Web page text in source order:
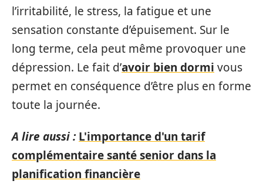
l’irritabilité, le stress, la fatigue et une
sensation constante d’épuisement. Sur le
long terme, cela peut même provoquer une
dépression. Le fait d’avoir bien dormi vous
permet en conséquence d’être plus en forme
toute la journée.
A lire aussi : L'importance d'un tarif
complémentaire santé senior dans la
planification financière